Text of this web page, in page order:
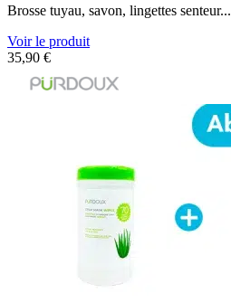
Brosse tuyau, savon, lingettes senteur...
Voir le produit
35,90 €